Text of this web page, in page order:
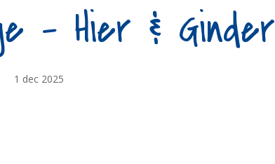
– Hier & Ginder
1 dec 2025